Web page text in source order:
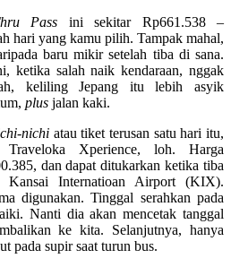
Pass ini sekitar Rp661.538 –
hari yang kamu pilih. Tampak mahal,
baru mikir setelah tiba di sana.
ketika salah naik kendaraan, nggak
keliling Jepang itu lebih asyik
plus jalan kaki.
nichiatau tiket terusan satu hari itu,
Xperience, loh. Harga
dan dapat ditukarkan ketika tiba
Kansai Internatioan Airport (KIX).
digunakan. Tinggal serahkan pada
Nanti dia akan mencetak tanggal
ke kita. Selanjutnya, hanya
pada supir saat turun bus.